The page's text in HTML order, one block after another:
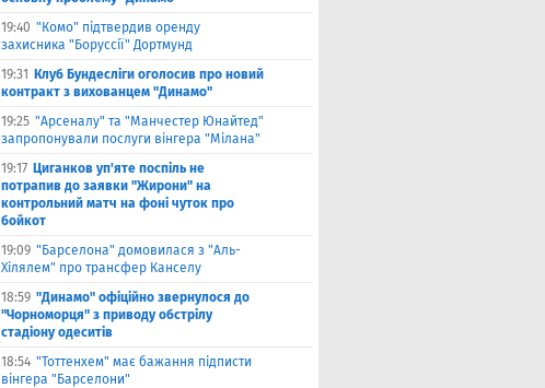
19:40 "Комо" підтвердив оренду
захисника "Боруссії" Дортмунд
19:31
Клуб Бундесліги оголосив про новий
контракт з вихованцем "Динамо"
19:25 "Арсеналу" та "Манчестер Юнайтед"
запропонували послуги вінгера "Мілана"
19:17 Циганков уп'яте поспіль не
потрапив до заявки "Жирони" на
контрольний матч на фоні чуток про
бойкот
19:09 "Барселона" домовилася з "Аль-
Хілялем" про трансфер Канселу
18:59 "Динамо" офіційно звернулося до
"Чорноморця" з приводу обстрілу
стадіону одеситів
18:54 "Тоттенхем" має бажання підписти
вінгера "Барселони"